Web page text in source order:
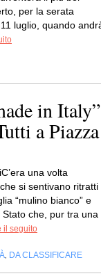
per la serata
luglio, quando
in
a Piazza
una volta
si sentivano ritratti
“mulino bianco” e
che, pur tra una
il seguito
DA CLASSIFICARE